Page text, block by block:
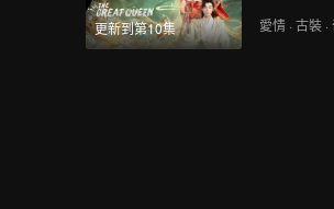
更新到第10集 愛情 · 古裝 ·